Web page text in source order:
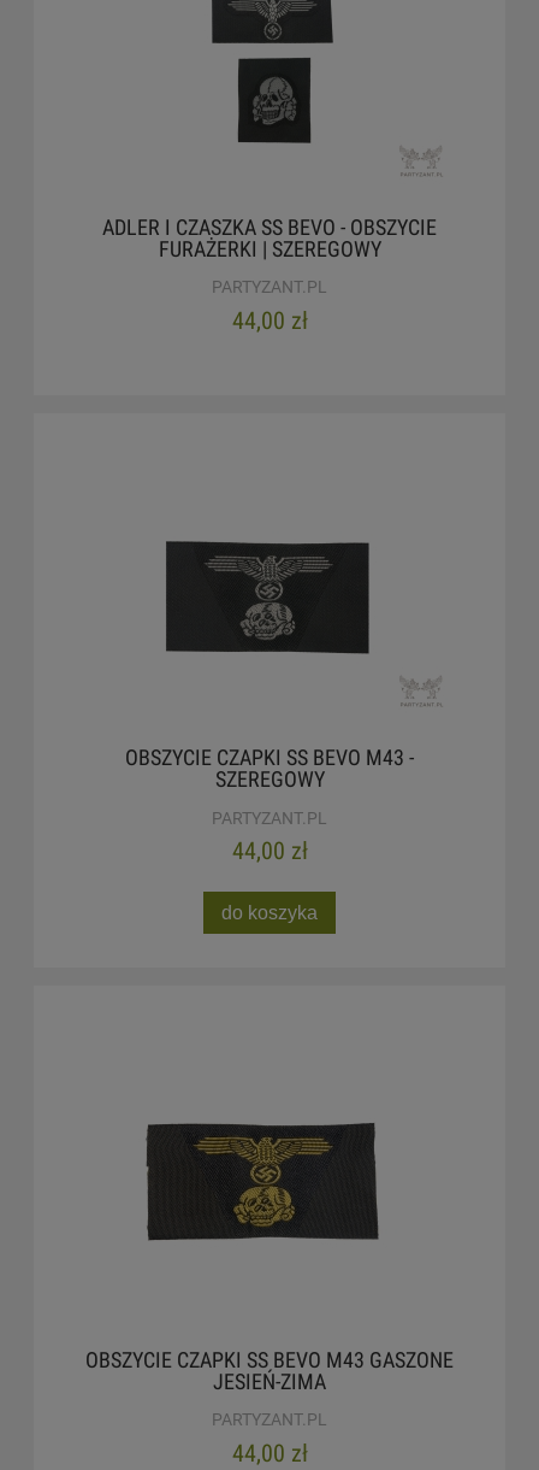
ADLER I CZASZKA SS BEVO - OBSZYCIE
FURAŻERKI | SZEREGOWY
PARTYZANT.PL
44,00 zł
OBSZYCIE CZAPKI SS BEVO M43 -
SZEREGOWY
PARTYZANT.PL
44,00 zł
do koszyka
OBSZYCIE CZAPKI SS BEVO M43 GASZONE
JESIEŃ-ZIMA
PARTYZANT.PL
44,00 zł